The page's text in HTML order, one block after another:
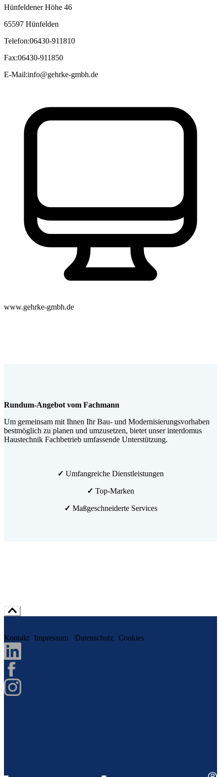
Hünfeldener Höhe 46
65597 Hünfelden
Telefon:06430-911810
Fax:06430-911850
E-Mail:info@gehrke-gmbh.de
www.gehrke-gmbh.de
Rundum-Angebot vom Fachmann
Um gemeinsam mit Ihnen Ihr Bau- und Modernisierungsvorhaben
bestmöglich zu planen und umzusetzen, bietet unser interdomus
Haustechnik Fachbetrieb umfassende Unterstützung.
✓ Umfangreiche Dienstleistungen
✓ Top-Marken
✓ Maßgeschneiderte Services
Kontakt Impressum Datenschutz Cookies